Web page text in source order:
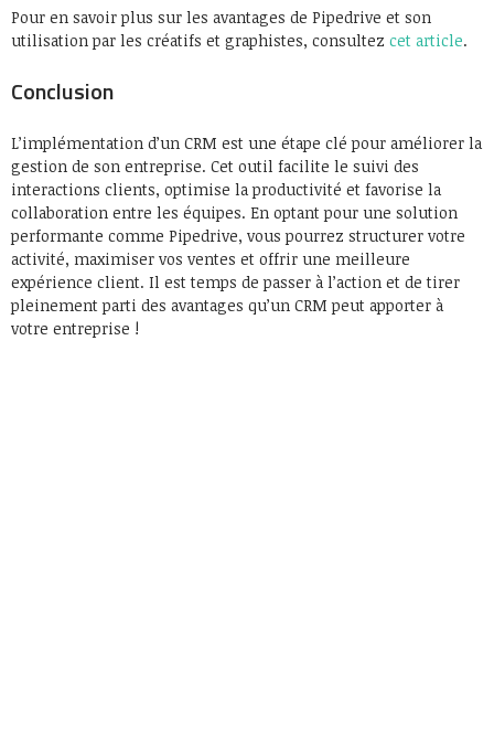
Pour en savoir plus sur les avantages de Pipedrive et son
utilisation par les créatifs et graphistes, consultez cet article.
Conclusion
L’implémentation d’un CRM est une étape clé pour améliorer la
gestion de son entreprise. Cet outil facilite le suivi des
interactions clients, optimise la productivité et favorise la
collaboration entre les équipes. En optant pour une solution
performante comme Pipedrive, vous pourrez structurer votre
activité, maximiser vos ventes et offrir une meilleure
expérience client. Il est temps de passer à l’action et de tirer
pleinement parti des avantages qu’un CRM peut apporter à
votre entreprise !